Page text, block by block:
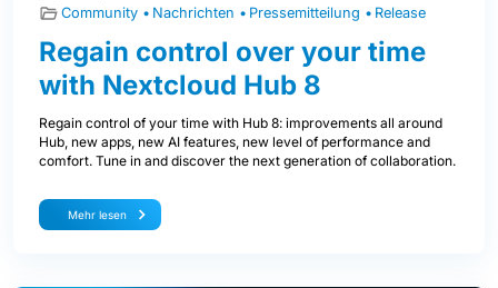
Community
Nachrichten Pressemitteilung Release
Regain control over your time
with Nextcloud Hub 8
Regain control of your time with Hub 8: improvements all around
Hub, new apps, new AI features, new level of performance and
comfort. Tune in and discover the next generation of collaboration.
Mehr lesen